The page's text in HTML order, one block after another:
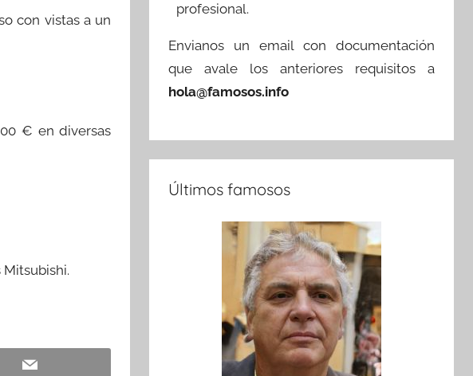
con vistas a un
€ en diversas
profesional.
Envianos un email con documentación
que avale los anteriores requisitos a
hola@famosos.info
Últimos famosos